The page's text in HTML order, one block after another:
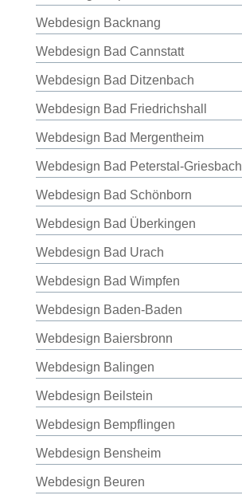
Webdesign Backnang
Webdesign Bad Cannstatt
Webdesign Bad Ditzenbach
Webdesign Bad Friedrichshall
Webdesign Bad Mergentheim
Webdesign Bad Peterstal-Griesbach
Webdesign Bad Schönborn
Webdesign Bad Überkingen
Webdesign Bad Urach
Webdesign Bad Wimpfen
Webdesign Baden-Baden
Webdesign Baiersbronn
Webdesign Balingen
Webdesign Beilstein
Webdesign Bempflingen
Webdesign Bensheim
Webdesign Beuren